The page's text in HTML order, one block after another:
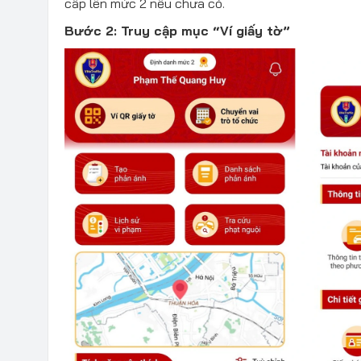
Bước 2: Truy cập mục “Ví giấy tờ”